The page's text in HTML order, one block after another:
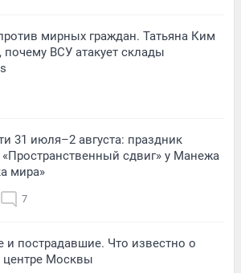
мирных граждан. Татьяна Ким
почему ВСУ атакует склады
31 июля–2 августа: праздник
сдвиг» у Манежа
мира»
7
и пострадавшие. Что известно о
центре Москвы